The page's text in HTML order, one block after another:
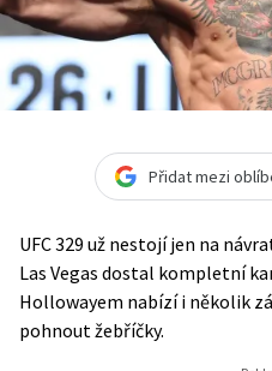
Přidat mezi
UFC 329 už nestojí jen na
Las Vegas dostal kompletní
Hollowayem nabízí i několik
pohnout žebříčky.